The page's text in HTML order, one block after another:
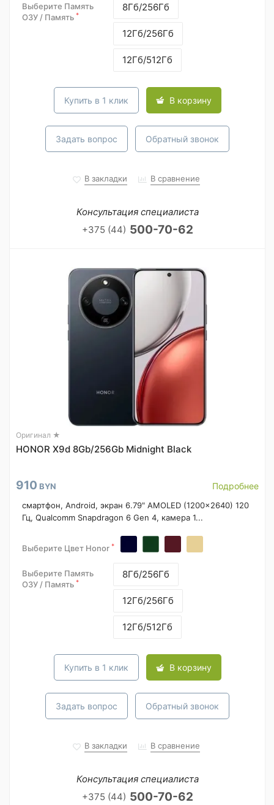
Выберите Память
ОЗУ / Память *
8Гб/256Гб
12Гб/256Гб
12Гб/512Гб
Купить в 1 клик В корзину
Задать вопрос Обратный звонок
В закладки В сравнение
Консультация специалиста
+375 (44) 500-70-62
Оригинал ★
HONOR X9d 8Gb/256Gb Midnight Black
910 BYN Подробнее
смартфон, Android, экран 6.79" AMOLED (1200x2640) 120
Гц, Qualcomm Snapdragon 6 Gen 4, камера 1...
Выберите Цвет Honor *
Выберите Память
ОЗУ / Память *
8Гб/256Гб
12Гб/256Гб
12Гб/512Гб
Купить в 1 клик В корзину
Задать вопрос Обратный звонок
В закладки В сравнение
Консультация специалиста
+375 (44) 500-70-62